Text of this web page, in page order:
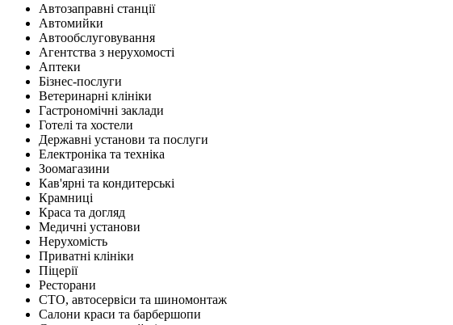
Автозаправні станції
Автомийки
Автообслуговування
Агентства з нерухомості
Аптеки
Бізнес-послуги
Ветеринарні клініки
Гастрономічні заклади
Готелі та хостели
Державні установи та послуги
Електроніка та техніка
Зоомагазини
Кав'ярні та кондитерські
Крамниці
Краса та догляд
Медичні установи
Нерухомість
Приватні клініки
Піцерії
Ресторани
СТО, автосервіси та шиномонтаж
Салони краси та барбершопи